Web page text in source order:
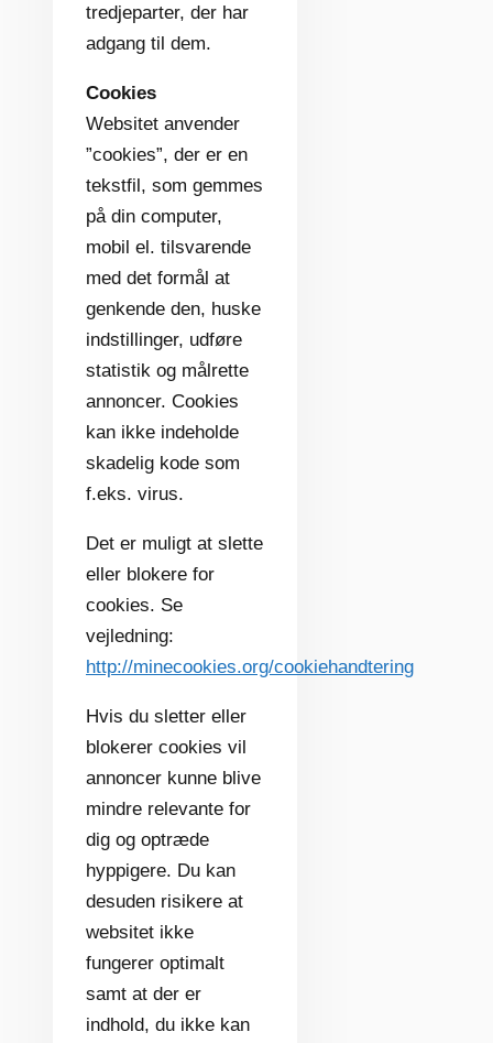
tredjeparter, der har
adgang til dem.
Cookies
Websitet anvender
”cookies”, der er en
tekstfil, som gemmes
på din computer,
mobil el. tilsvarende
med det formål at
genkende den, huske
indstillinger, udføre
statistik og målrette
annoncer. Cookies
kan ikke indeholde
skadelig kode som
f.eks. virus.
Det er muligt at slette
eller blokere for
cookies. Se
vejledning:
http://minecookies.org/cookiehandtering
Hvis du sletter eller
blokerer cookies vil
annoncer kunne blive
mindre relevante for
dig og optræde
hyppigere. Du kan
desuden risikere at
websitet ikke
fungerer optimalt
samt at der er
indhold, du ikke kan